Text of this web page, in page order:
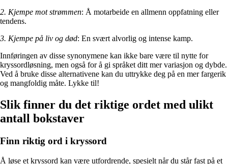
2. Kjempe mot strømmen: Å motarbeide en allmenn oppfatning eller
tendens.
3. Kjempe på liv og død: En svært alvorlig og intense kamp.
Innføringen av disse synonymene kan ikke bare være til nytte for
kryssordløsning, men også for å gi språket ditt mer variasjon og dybde.
Ved å bruke disse alternativene kan du uttrykke deg på en mer fargerik
og mangfoldig måte. Lykke til!
Slik finner du det riktige ordet med ulikt
antall bokstaver
Finn riktig ord i kryssord
Å løse et kryssord kan være utfordrende, spesielt når du står fast på et